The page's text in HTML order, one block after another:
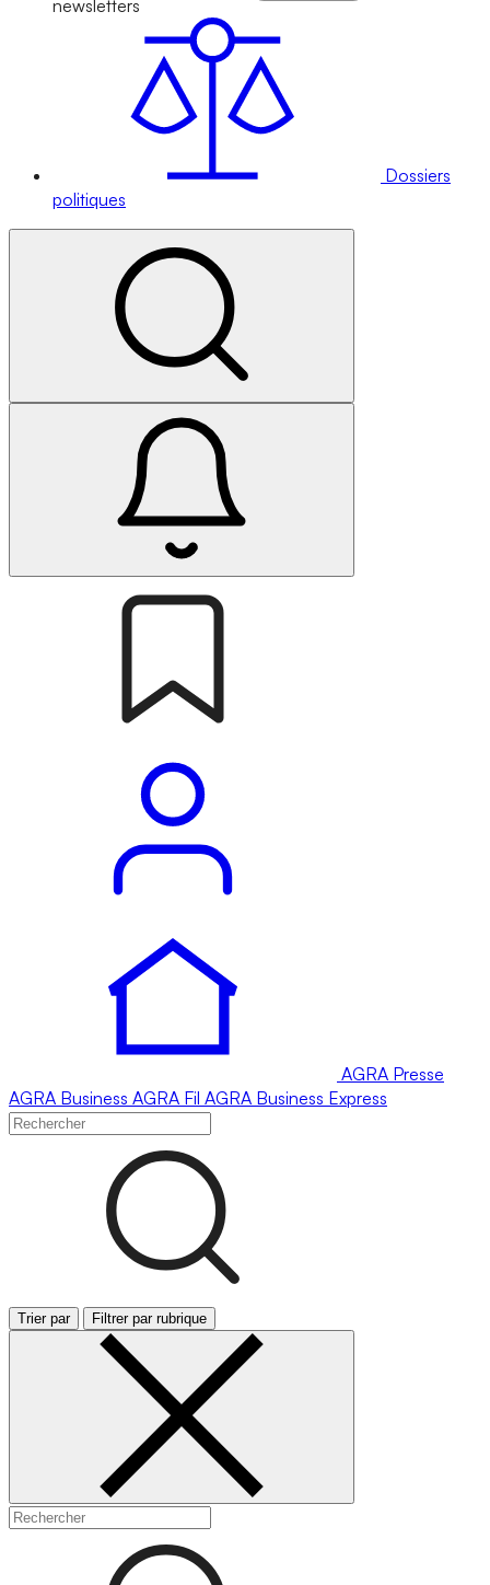
newsletters
Dossiers
politiques
AGRA Presse
AGRA Business AGRA Fil AGRA Business Express
Trier par Filtrer par rubrique